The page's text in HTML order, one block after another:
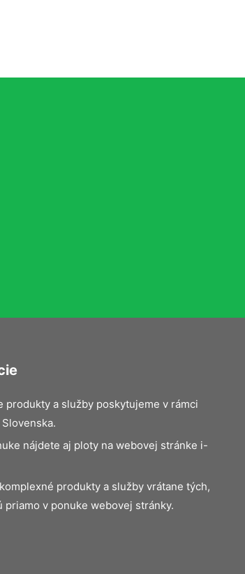
produkty a služby poskytujeme v rámci
nájdete aj ploty na webovej stránke i-
produkty a služby vrátane tých,
priamo v ponuke webovej stránky.